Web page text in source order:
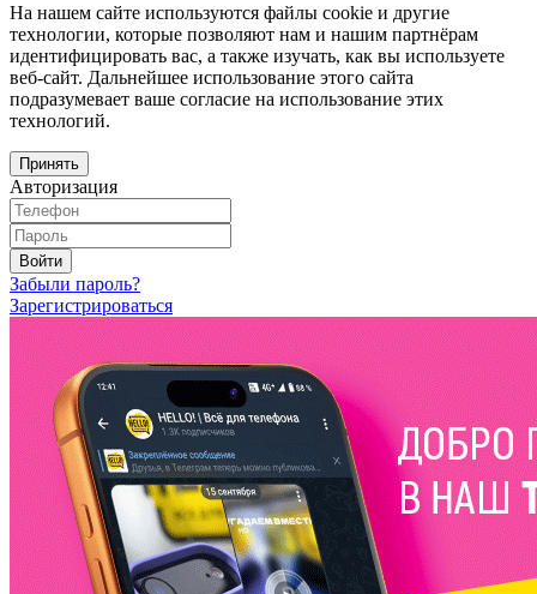
На нашем сайте используются файлы cookie и другие
технологии, которые позволяют нам и нашим партнёрам
идентифицировать вас, а также изучать, как вы используете
веб-сайт. Дальнейшее использование этого сайта
подразумевает ваше согласие на использование этих
технологий.
Принять
Авторизация
Войти
Забыли пароль?
Зарегистрироваться